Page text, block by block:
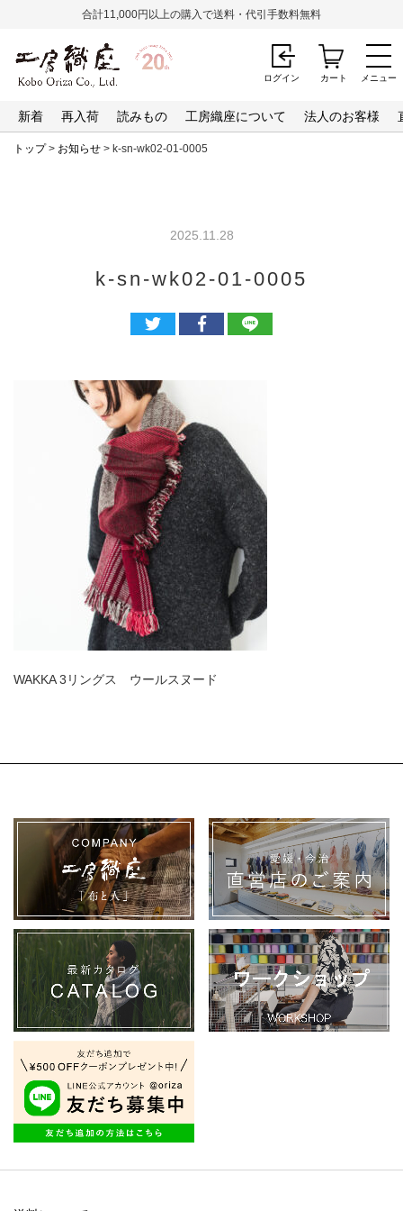
メニュー
合計11,000円以上の購入で送料・代引手数料無料
新着 再入荷 読みもの 工房織座について 法人のお客様
ログイン カート
トップ> お知らせ > k-sn-wk02-01-0005
2025.11.28
k-sn-wk02-01-0005
WAKKA 3リングス ウールスヌード